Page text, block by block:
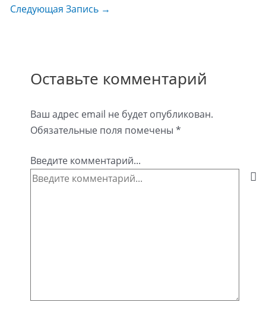
Следующая Запись →
Оставьте комментарий
Ваш адрес email не будет опубликован.
Обязательные поля помечены *
Введите комментарий...